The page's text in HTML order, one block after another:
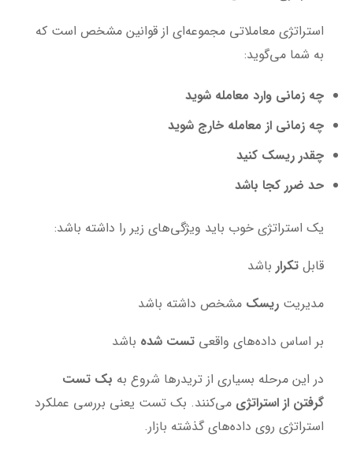
استراتژی معاملاتی مجموعه‌ای از قوانین مشخص است که
به شما می‌گوید:
چه زمانی وارد معامله شوید
چه زمانی از معامله خارج شوید
چقدر ریسک کنید
حد ضرر کجا باشد
یک استراتژی خوب باید ویژگی‌های زیر را داشته باشد:
قابلتکرار باشد
مدیریتریسکمشخص داشته باشد
بر اساس داده‌های واقعیتست شده باشد
در این مرحله بسیاری از تریدرها شروع به بک تست
گرفتن از استراتژی می‌کنند. بک تست یعنی بررسی عملکرد
استراتژی روی داده‌های گذشته بازار.